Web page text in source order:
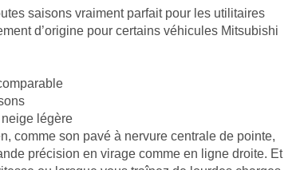
saisons vraiment parfait pour les utilitaires
d’origine pour certains véhicules Mitsubishi
légère
comme son pavé à nervure centrale de pointe,
précision en virage comme en ligne droite. Et